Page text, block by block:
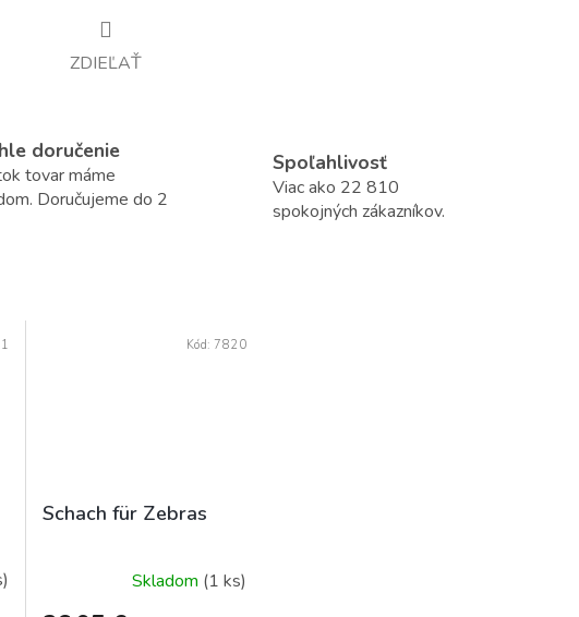
ZDIEĽAŤ
doručenie
tovar máme
Doručujeme do 2
Spoľahlivosť
Viac ako 22 810
spokojných zákazníkov.
Schach für Zebras
Skladom (1 ks)
Kód: 7820